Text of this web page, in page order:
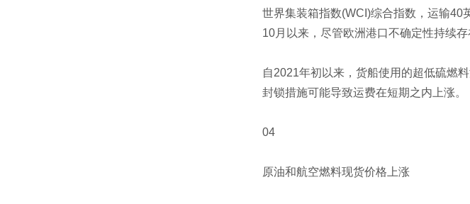
世界集装箱指数(WCI)综合指数，运输
10月以来，尽管欧洲港口不确定性持续
自2021年初以来，货船使用的超低硫燃
封锁措施可能导致运费在短期之内上涨。
04
原油和航空燃料现货价格上涨